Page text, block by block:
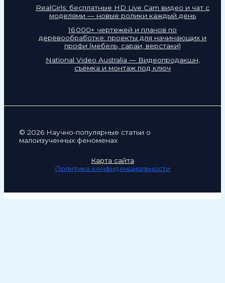
RealGirls: бесплатные HD Live Cam видео и чат с
моделями — новые ролики каждый день
16 000+ чертежей и планов по
деревообработке: проекты для начинающих и
профи (мебель, сараи, верстаки)
National Video Australia — Видеопродакшн,
съёмка и монтаж под ключ
© 2026 Научно-популярные статьи о
малоизученных феноменах
Карта сайта
Политика конфиденциальности